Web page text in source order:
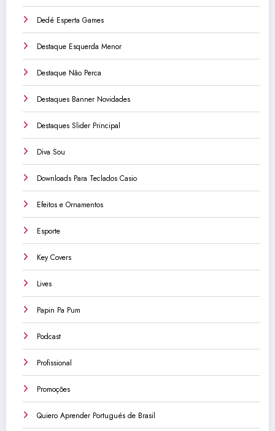
Dedé Esperta Games
Destaque Esquerda Menor
Destaque Não Perca
Destaques Banner Novidades
Destaques Slider Principal
Diva Sou
Downloads Para Teclados Casio
Efeitos e Ornamentos
Esporte
Key Covers
Lives
Papin Pa Pum
Podcast
Profissional
Promoções
Quiero Aprender Portugués de Brasil